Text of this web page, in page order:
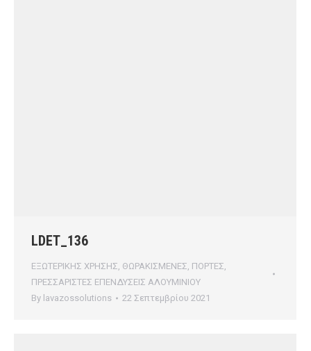
LDET_136
ΕΞΩΤΕΡΙΚΗΣ ΧΡΗΣΗΣ, ΘΩΡΑΚΙΣΜΕΝΕΣ, ΠΟΡΤΕΣ,
ΠΡΕΣΣΑΡΙΣΤΕΣ ΕΠΕΝΔΥΣΕΙΣ ΑΛΟΥΜΙΝΙΟΥ
By lavazossolutions 22 Σεπτεμβρίου 2021